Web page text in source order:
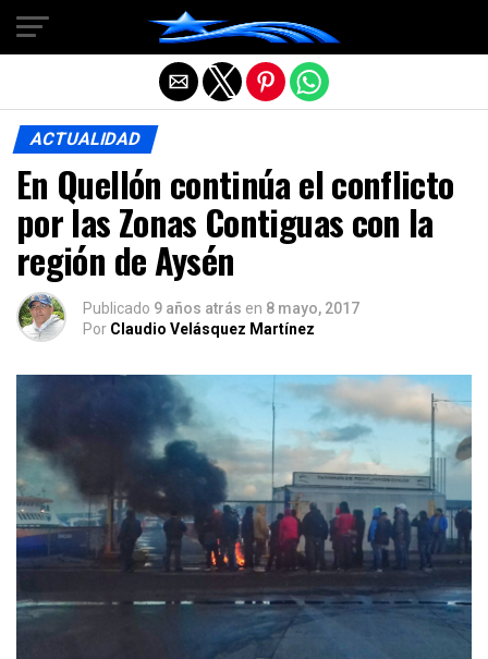
ACTUALIDAD
En Quellón continúa el conflicto
por las Zonas Contiguas con la
región de Aysén
Publicado 9 años atrás en 8 mayo, 2017
Por Claudio Velásquez Martínez
Salir de la versión móvil